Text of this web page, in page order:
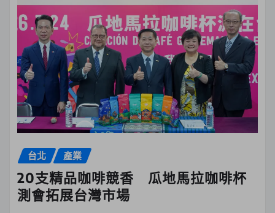
台北 產業
20支精品咖啡競香 瓜地馬拉咖啡杯
測會拓展台灣市場